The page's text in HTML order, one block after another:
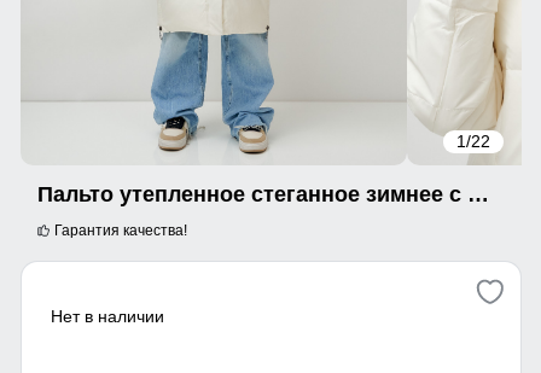
1/22
Пальто утепленное стеганное зимнее с капюшоном женское бежевого цвета 9608B
Гарантия качества!
Нет в наличии